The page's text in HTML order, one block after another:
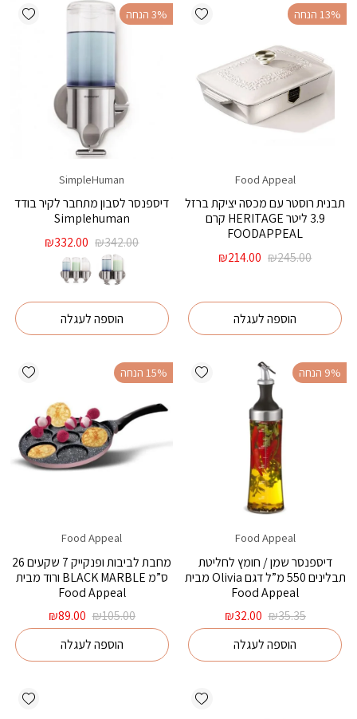
Add wishlist ‫13% הנחה
Food Appeal
תבנית רוסטר עם מכסה יציקת ברזל
3.9 ליטר HERITAGE קרם
FOODAPPEAL
₪245.00
המחיר
₪245.00.
₪214.00 המחיר
₪214.00.
הוספה לעגלה
‫3% הנחה
SimpleHuman
דיספנסר לסבון מתחבר לקיר בודד
Simplehuman
₪342.00
המחיר
המקורי
היה:
₪342.00.
₪332.00 המחיר
הוספה לעגלה
Add wishlist ‫9% הנחה
Food Appeal
דיספנסר שמן / חומץ לחליטת
תבלינים 550 מ”ל דגם Olivia מבית
Food Appeal
₪35.35
המחיר
המקורי
היה:
₪35.35.
₪32.00
הנוכחי
₪32.00.
הוספה לעגלה
‫15% הנחה
Food Appeal
מחבת לביבות ופנקייק 7 שקעים 26
ס”מ BLACK MARBLE ורוד מבית
Food Appeal
₪105.00
המחיר
המקורי
היה:
₪105.00.
₪89.00
הנוכחי
₪89.00.
הוספה לעגלה
Add wishlist